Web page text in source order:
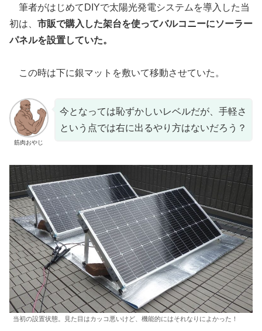
筆者がはじめてDIYで太陽光発電システムを導入した当
初は、 市販で購入した架台を使ってバルコニーにソーラー
パネルを設置していた。
この時は下に銀マットを敷いて移動させていた。
筋肉おやじ
今となっては恥ずかしいレベルだが、手軽さ
という点では右に出るやり方はないだろう？
当初の設置状態。見た目はカッコ悪いけど、機能的にはそれなりによかった！